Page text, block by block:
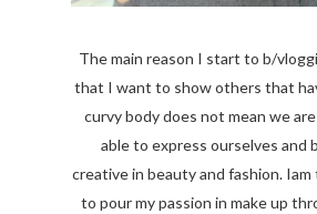
The main reason I start to b/
that I want to show others that
curvy body does not mean we
able to express ourselves and
creative in beauty and fashion.
to pour my passion in make up